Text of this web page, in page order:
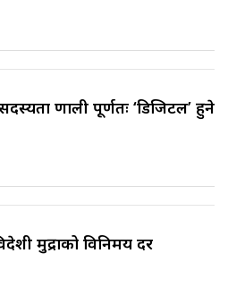
प्रणाली पूर्णतः ‘डिजिटल’ हुने
मुद्राको विनिमय दर